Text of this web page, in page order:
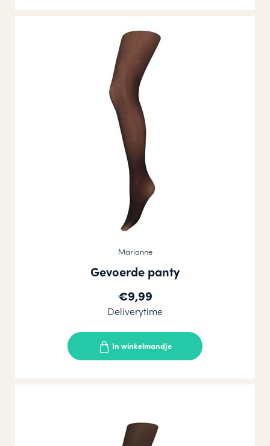
Marianne
Gevoerde panty
€9,99
Deliverytime
In winkelmandje